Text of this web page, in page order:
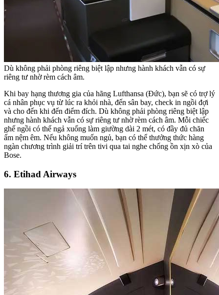
Dù không phải phòng riêng biệt lập nhưng hành khách vẫn có sự
riêng tư nhờ rèm cách âm.
Khi bay hạng thương gia của hãng Lufthansa (Đức), bạn sẽ có trợ lý
cá nhân phục vụ từ lúc ra khỏi nhà, đến sân bay, check in ngồi đợi
và cho đến khi đến điểm đích. Dù không phải phòng riêng biệt lập
nhưng hành khách vẫn có sự riêng tư nhờ rèm cách âm. Mỗi chiếc
ghế ngồi có thể ngả xuống làm giường dài 2 mét, có đầy đủ chăn
ấm nệm êm. Nếu không muốn ngủ, bạn có thể thưởng thức hàng
ngàn chương trình giải trí trên tivi qua tai nghe chống ồn xịn xò của
Bose.
6. Etihad Airways